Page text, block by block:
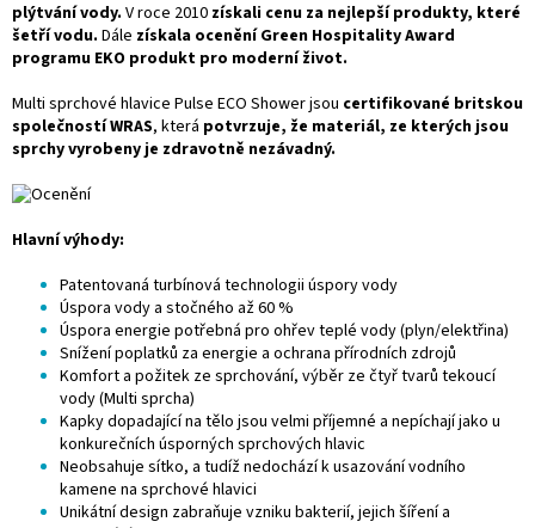
plýtvání vody. V roce 2010 získali cenu za nejlepší produkty, které
šetří vodu. Dále získala ocenění Green Hospitality Award
programu EKO produkt pro moderní život.
Multi sprchové hlavice Pulse ECO Shower jsou certifikované britskou
společností WRAS, která potvrzuje, že materiál, ze kterých jsou
sprchy vyrobeny je zdravotně nezávadný.
Hlavní výhody:
Patentovaná turbínová technologii úspory vody
Úspora vody a stočného až 60 %
Úspora energie potřebná pro ohřev teplé vody (plyn/elektřina)
Snížení poplatků za energie a ochrana přírodních zdrojů
Komfort a požitek ze sprchování, výběr ze čtyř tvarů tekoucí
vody (Multi sprcha)
Kapky dopadající na tělo jsou velmi příjemné a nepíchají jako u
konkurečních úsporných sprchových hlavic
Neobsahuje sítko, a tudíž nedochází k usazování vodního
kamene na sprchové hlavici
Unikátní design zabraňuje vzniku bakterií, jejich šíření a